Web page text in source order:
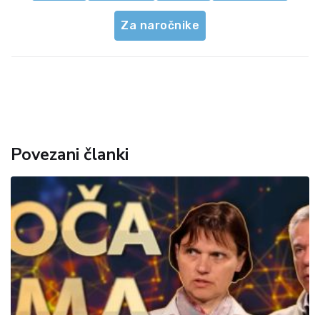
Za naročnike
Povezani članki